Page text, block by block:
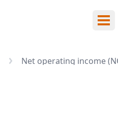
Net operating income